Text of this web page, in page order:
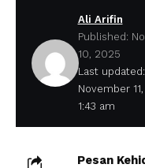
Last updated:
November
1:43 am
Ali Arifin
Published:
10, 2025
Pesan